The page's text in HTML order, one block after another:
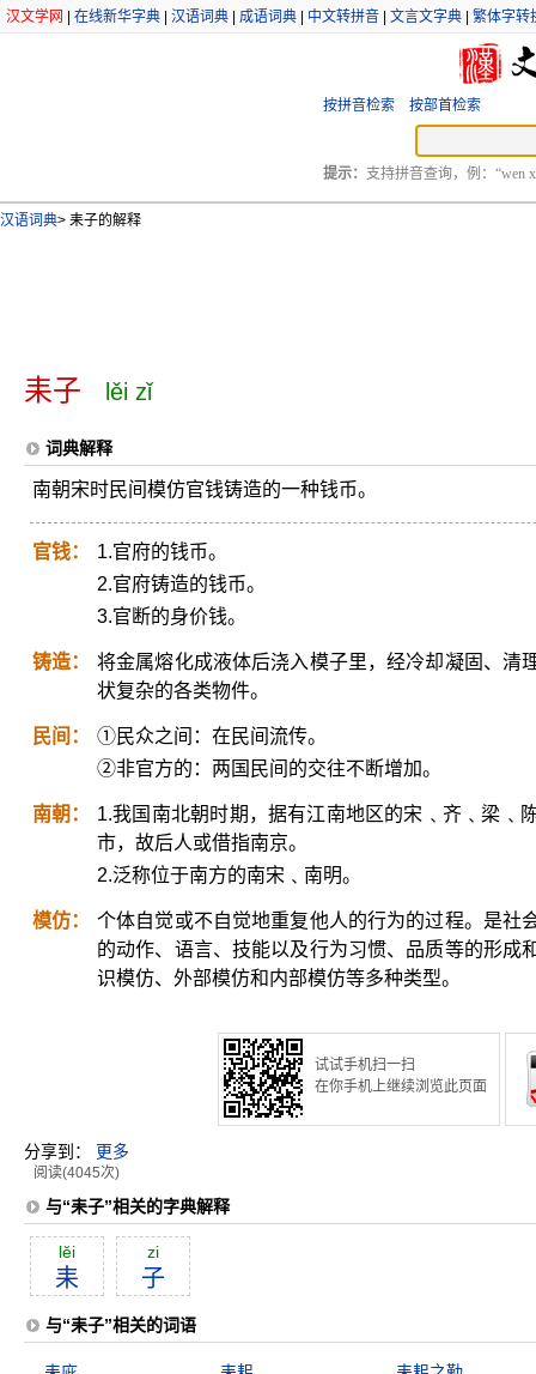
汉文学网 在线新华字典 汉语词典 成语词典 中文转拼音 文言文字典 繁体字转
按拼音检索 按部首检索
提示： 支持拼音查询，例：“wen
汉语词典> 耒子的解释
耒子 lěi zǐ
词典解释
南朝宋时民间模仿官钱铸造的一种钱币。
官钱：
1.官府的钱币。
2.官府铸造的钱币。
3.官断的身价钱。
铸造：
将金属熔化成液体后浇入模子里，经冷却凝固、清
状复杂的各类物件。
民间：
①民众之间：在民间流传。
②非官方的：两国民间的交往不断增加。
南朝：
1.我国南北朝时期，据有江南地区的宋﹑齐﹑梁﹑
市，故后人或借指南京。
2.泛称位于南方的南宋﹑南明。
模仿：
个体自觉或不自觉地重复他人的行为的过程。是社
的动作、语言、技能以及行为习惯、品质等的形成
识模仿、外部模仿和内部模仿等多种类型。
试试手机扫一扫
在你手机上继续浏览此页面
分享到： 更多
阅读(4045次)
与“耒子”相关的字典解释
lĕi
耒
zi
子
与“耒子”相关的词语